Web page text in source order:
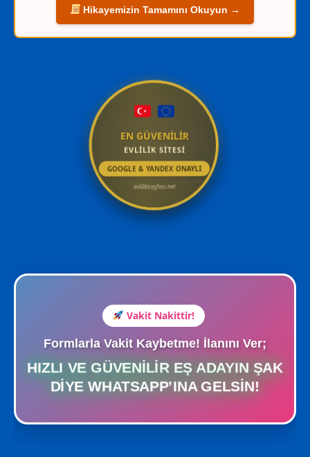
Hikayemizin Tamamını Okuyun →
EN GÜVENİLİR
EVLİLİK SİTESİ
GOOGLE & YANDEX ONAYLI
evliliksayfasi.net
Vakit Nakittir!
Formlarla Vakit Kaybetme! İlanını Ver;
HIZLI VE GÜVENILIR EŞ ADAYIN ŞAK
DIYE WHATSAPP’INA GELSIN!